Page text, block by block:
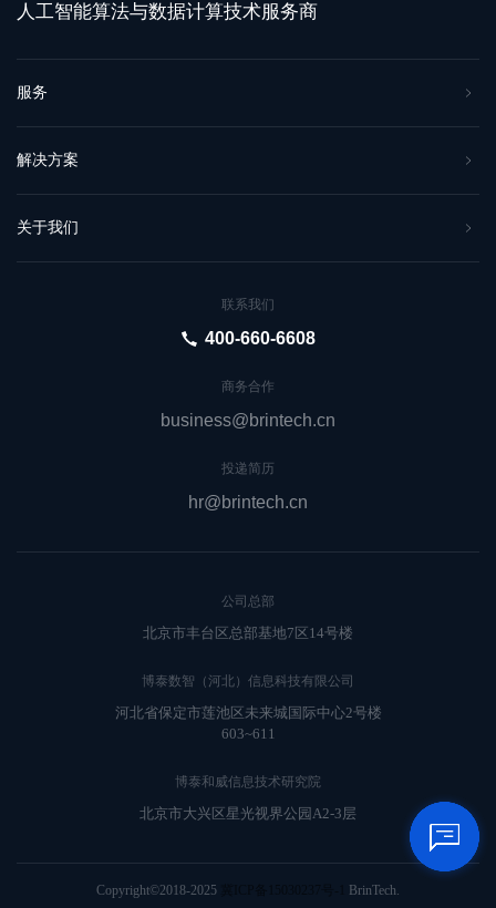
人工智能算法与数据计算技术服务商
服务
解决方案
关于我们
联系我们
400-660-6608
商务合作
business@brintech.cn
投递简历
hr@brintech.cn
公司总部
北京市丰台区总部基地7区14号楼
博泰数智（河北）信息科技有限公司
河北省保定市莲池区未来城国际中心2号楼
603~611
博泰和威信息技术研究院
北京市大兴区星光视界公园A2-3层
Copyright©2018-2025 BrinTech.